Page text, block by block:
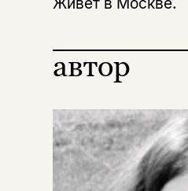
автор
Я соглашаюсь с
Я соглашаюсь с
не
Скажите, пожалуйста,
вам уже исполнилось